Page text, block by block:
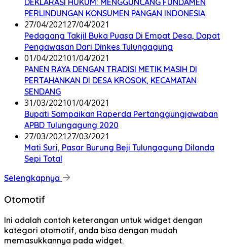
DEKLARASI HUKUM: MENGGUNCANG FUNDAMEN
PERLINDUNGAN KONSUMEN PANGAN INDONESIA
27/04/202127/04/2021
Pedagang Takjil Buka Puasa Di Empat Desa, Dapat
Pengawasan Dari Dinkes Tulungagung
01/04/202101/04/2021
PANEN RAYA DENGAN TRADISI METIK MASIH DI
PERTAHANKAN DI DESA KROSOK, KECAMATAN
SENDANG
31/03/202101/04/2021
Bupati Sampaikan Raperda Pertanggungjawaban
APBD Tulungagung 2020
27/03/202127/03/2021
Mati Suri, Pasar Burung Beji Tulungagung Dilanda
Sepi Total
Selengkapnya
Otomotif
Ini adalah contoh keterangan untuk widget dengan
kategori otomotif, anda bisa dengan mudah
memasukkannya pada widget.